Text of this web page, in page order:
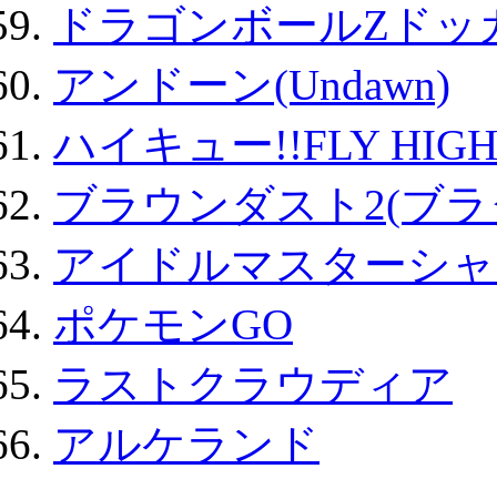
ドラゴンボールZド
アンドーン(Undawn)
ハイキュー!!FLY HIGH
ブラウンダスト2(ブ
アイドルマスターシ
ポケモンGO
ラストクラウディア
アルケランド